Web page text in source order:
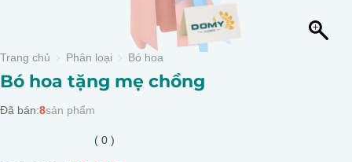
Trang chủ Phân loại Bó hoa
Bó hoa tặng mẹ chồng
Đã bán:8sản phẩm
( 0 )